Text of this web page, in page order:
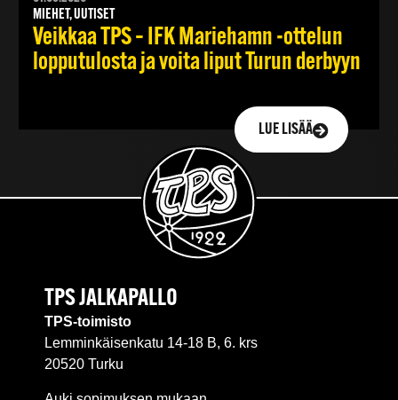
MIEHET, UUTISET
Veikkaa TPS – IFK Mariehamn -ottelun
lopputulosta ja voita liput Turun derbyyn
LUE LISÄÄ
TPS JALKAPALLO
TPS-toimisto
Lemminkäisenkatu 14-18 B, 6. krs
20520 Turku